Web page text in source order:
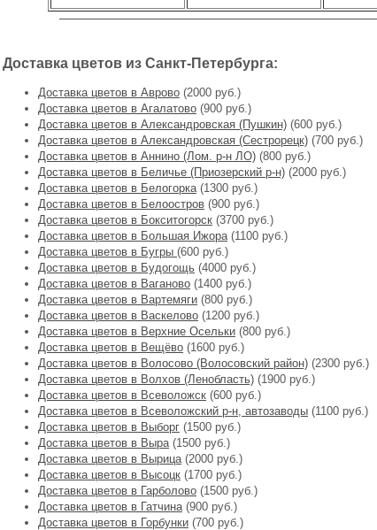
Доставка цветов из Санкт-Петербурга:
Доставка цветов в Аврово (2000 руб.)
Доставка цветов в Агалатово (900 руб.)
Доставка цветов в Александровская (Пушкин) (600 руб.)
Доставка цветов в Александровская (Сестрорецк) (700 руб.)
Доставка цветов в Аннино (Лом. р-н ЛО) (800 руб.)
Доставка цветов в Беличье (Приозерский р-н) (2000 руб.)
Доставка цветов в Белогорка(1300 руб.)
Доставка цветов в Белоостров (900 руб.)
Доставка цветов в Бокситогорск (3700 руб.)
Доставка цветов в Большая Ижора(1100 руб.)
Доставка цветов в Бугры (600 руб.)
Доставка цветов в Будогощь (4000 руб.)
Доставка цветов в Ваганово (1400 руб.)
Доставка цветов в Вартемяги (800 руб.)
Доставка цветов в Васкелово (1200 руб.)
Доставка цветов в Верхние Осельки (800 руб.)
Доставка цветов в Вещёво (1600 руб.)
Доставка цветов в Волосово (Волосовский район) (2300 руб.)
Доставка цветов в Волхов (Ленобласть) (1900 руб.)
Доставка цветов в Всеволожск (600 руб.)
Доставка цветов в Всеволожский р-н, автозаводы (1100 руб.)
Доставка цветов в Выборг (1500 руб.)
Доставка цветов в Выра(1500 руб.)
Доставка цветов в Вырица(2000 руб.)
Доставка цветов в Высоцк (1700 руб.)
Доставка цветов в Гарболово (1500 руб.)
Доставка цветов в Гатчина(900 руб.)
Доставка цветов в Горбунки (700 руб.)